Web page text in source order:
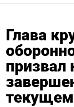
Глава
призвал